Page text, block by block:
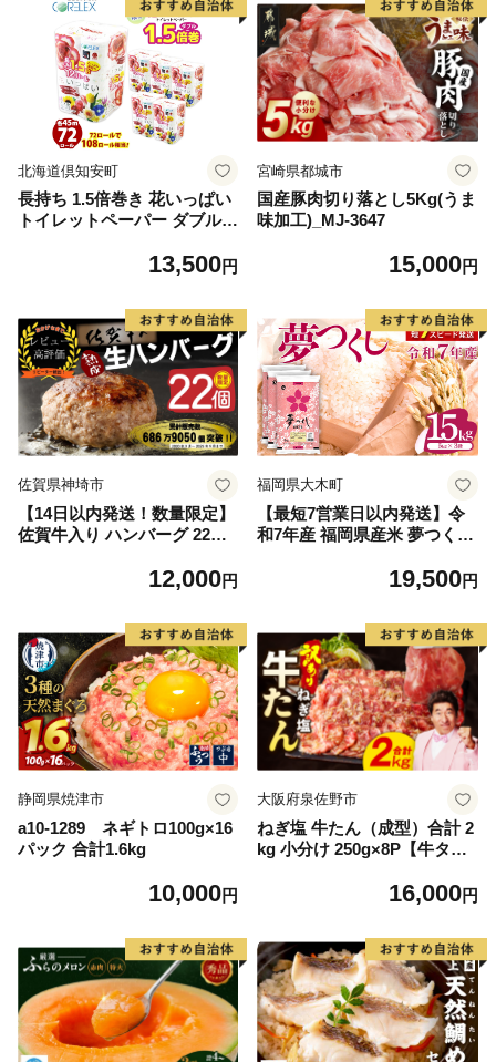
切り身 魚 わけあり
北海道倶知安町
長持ち 1.5倍巻き 花いっぱい
トイレットペーパー ダブル 4
プリント ハーブ 香り付き 日
品 備蓄 送料無料 北海道 倶知
安町 日用品
13,500円
宮崎県都城市
国産豚肉切り落とし5Kg(うま
味加工)_MJ-3647
15,000円
佐賀県神埼市
【14日以内発送！数量限定】
佐賀牛入り ハンバーグ 22個
毛和牛 ブランド牛 九州 ハン
(H083106)
12,000円
福岡県大木町
【最短7営業日以内発送】令
和7年産 福岡県産米 夢つくし
19,500円
静岡県焼津市
a10-1289 ネギトロ100g×16
パック 合計1.6kg
10,000円
大阪府泉佐野市
ねぎ塩 牛たん（成型）合計 2
kg 小分け 250g×8P【牛タン
16,000円